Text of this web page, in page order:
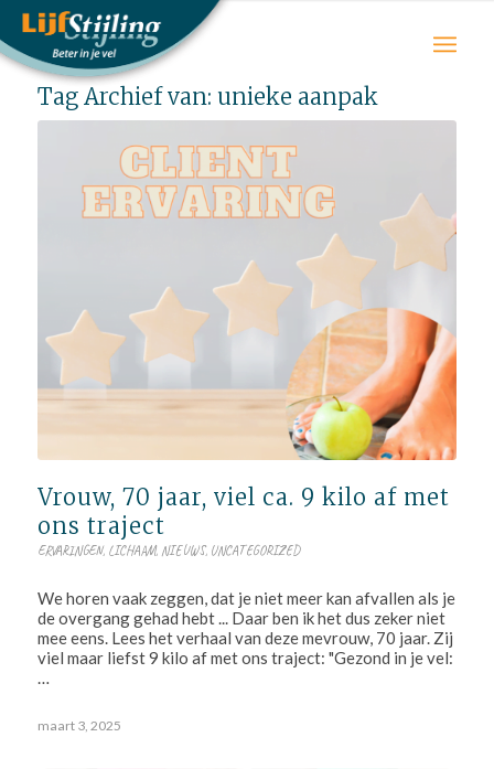
Tag Archief van: unieke aanpak
Vrouw, 70 jaar, viel ca. 9 kilo af met
ons traject
ERVARINGEN, LICHAAM, NIEUWS, UNCATEGORIZED
We horen vaak zeggen, dat je niet meer kan afvallen als je
de overgang gehad hebt ... Daar ben ik het dus zeker niet
mee eens. Lees het verhaal van deze mevrouw, 70 jaar. Zij
viel maar liefst 9 kilo af met ons traject: "Gezond in je vel:
…
maart 3, 2025